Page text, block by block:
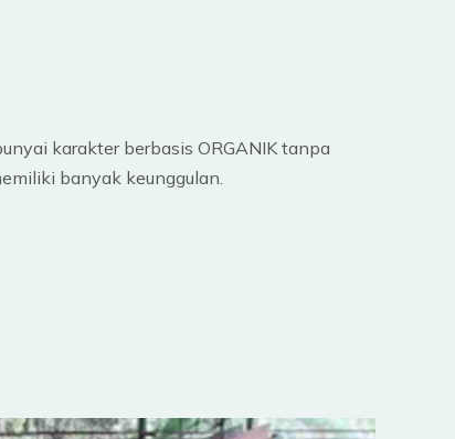
karakter berbasis ORGANIK tanpa
banyak keunggulan.